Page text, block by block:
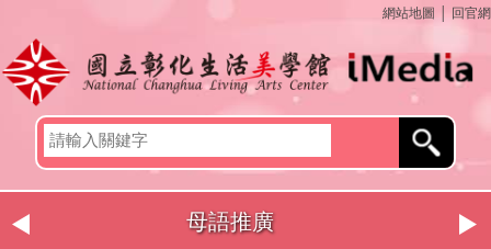
網站地圖 回官網
母語推廣